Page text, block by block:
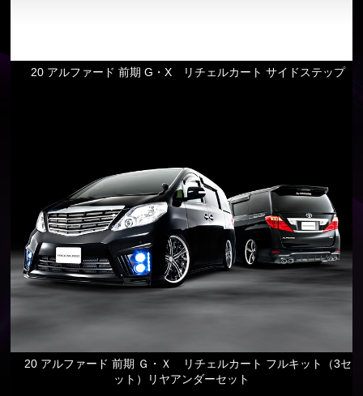
20 アルファード 前期 G・X リチェルカート サイドステップ
20 アルファード 前期 Ｇ・Ｘ リチェルカート フルキット（3セ
ット）リヤアンダーセット